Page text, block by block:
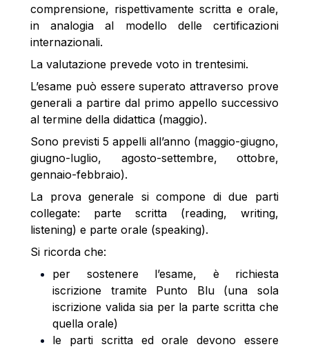
comprensione, rispettivamente scritta e orale,
in analogia al modello delle certificazioni
internazionali.
La valutazione prevede voto in trentesimi.
L’esame può essere superato attraverso prove
generali a partire dal primo appello successivo
al termine della didattica (maggio).
Sono previsti 5 appelli all’anno (maggio-giugno,
giugno-luglio, agosto-settembre, ottobre,
gennaio-febbraio).
La prova generale si compone di due parti
collegate: parte scritta (reading, writing,
listening) e parte orale (speaking).
Si ricorda che:
per sostenere l’esame, è richiesta
iscrizione tramite Punto Blu (una sola
iscrizione valida sia per la parte scritta che
quella orale)
le parti scritta ed orale devono essere